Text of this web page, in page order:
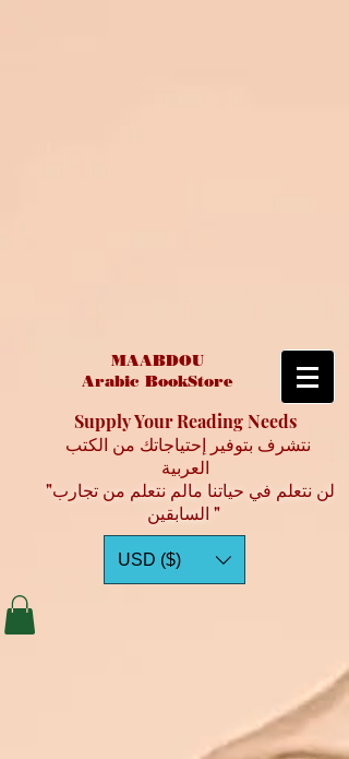
MAABDOU
Arabic BookStore
Supply Your Reading Needs
العربية
"لن نتعلم في حياتنا مالم نتعلم من تجارب
السابقين "
USD ($)